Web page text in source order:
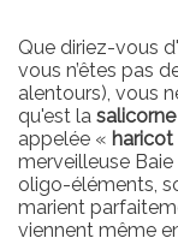
Que diriez-vous
vous n’êtes pas
alentours), vous
qu'est la salicorne
appelée «
merveilleuse
oligo-éléments,
marient
viennent même